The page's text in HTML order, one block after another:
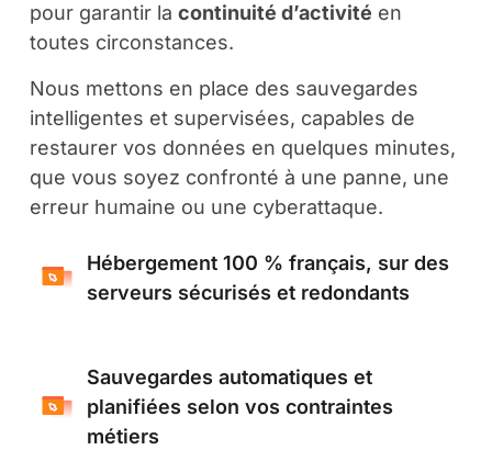
pour garantir la continuité d’activité en
toutes circonstances.
Nous mettons en place des sauvegardes
intelligentes et supervisées, capables de
restaurer vos données en quelques minutes,
que vous soyez confronté à une panne, une
erreur humaine ou une cyberattaque.
Hébergement 100 % français, sur des
serveurs sécurisés et redondants
Sauvegardes automatiques et
planifiées selon vos contraintes
métiers